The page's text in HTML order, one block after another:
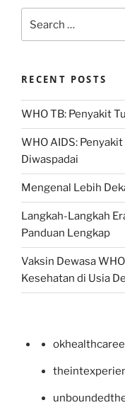
for:
RECENT POSTS
WHO TB: Penyakit
WHO AIDS:
Diwaspadai
Mengenal Lebih
Langkah-Langkah
Panduan Lengkap
Vaksin Dewasa
Kesehatan di Usia